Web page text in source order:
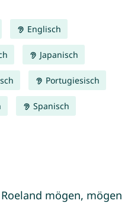
Englisch
Japanisch
Portugiesisch
Spanisch
mögen, mögen